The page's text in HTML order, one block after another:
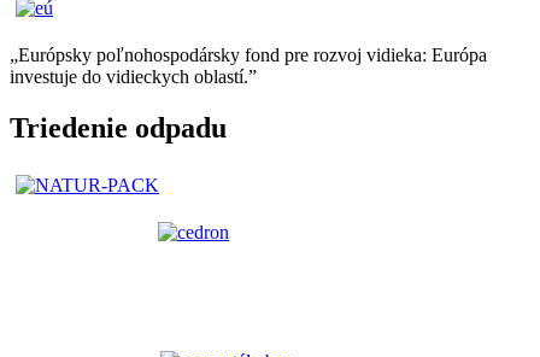
„Európsky poľnohospodársky fond pre rozvoj vidieka: Európa
investuje do vidieckych oblastí.”
Triedenie odpadu